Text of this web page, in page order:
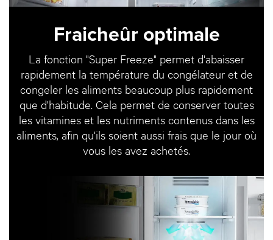
Fraicheûr optimale
La fonction "Super Freeze" permet d'abaisser
rapidement la température du congélateur et de
congeler les aliments beaucoup plus rapidement
que d'habitude. Cela permet de conserver toutes
les vitamines et les nutriments contenus dans les
aliments, afin qu'ils soient aussi frais que le jour où
vous les avez achetés.